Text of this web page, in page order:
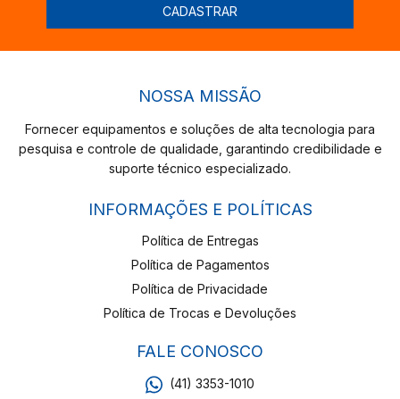
NOSSA MISSÃO
Fornecer equipamentos e soluções de alta tecnologia para
pesquisa e controle de qualidade, garantindo credibilidade e
suporte técnico especializado.
INFORMAÇÕES E POLÍTICAS
Política de Entregas
Política de Pagamentos
Política de Privacidade
Política de Trocas e Devoluções
FALE CONOSCO
(41) 3353-1010